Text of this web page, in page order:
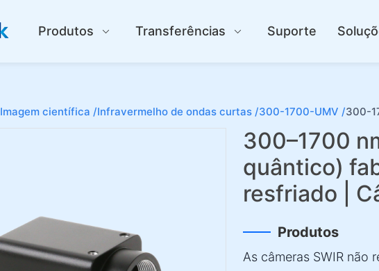
Produtos Transferências Suporte
Imagem científica /Infravermelho de ondas curtas /300-1700-UMV /300-
300–1700
quântico)
resfriado |
Produtos
As câmeras SWIR não